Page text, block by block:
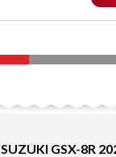
SUZUKI GSX-8R